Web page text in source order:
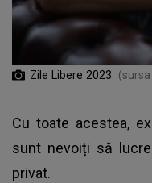
Zile Libere 2023
Cu toate acestea,
sunt nevoiți să
privat.